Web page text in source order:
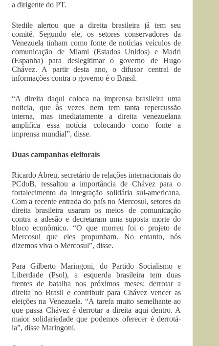
a dirigente do PT.
Stedile alertou que a direita brasileira já tem seu
comitê. Segundo ele, os setores conservadores da
Venezuela tinham como fonte de notícias veículos de
comunicação de Miami (Estados Unidos) e Madri
(Espanha) para deslegitimar o governo de Hugo
Chávez. A partir desta ano, o difusor central de
informações contra o governo é o Brasil.
“A direita daqui coloca na imprensa brasileira uma
noticia, que às vezes nem tem tanta repercussão
interna, mas imediatamente a direita venezuelana
amplifica essa notícia colocando como fonte a
imprensa mundial”, disse.
Duas campanhas eleitorais
Ricardo Abreu, secretário de relações internacionais do
PCdoB, ressaltou a importância de Chávez para o
fortalecimento da integração solidária sul-americana.
Com a recente entrada do país no Mercosul, setores da
direita brasileira usaram os meios de comunicação
contra a adesão e decretaram uma suposta morte do
bloco econômico. “O que morreu foi o projeto de
Mercosul que eles propunham. No entanto, nós
dizemos viva o Mercosul”, disse.
Para Gilberto Maringoni, do Partido Socialismo e
Liberdade (Psol), a esquerda brasileira tem duas
frentes de batalha nos próximos meses: derrotar a
direita no Brasil e contribuir para Chávez vencer as
eleições na Venezuela. “A tarefa muito semelhante ao
que passa Chávez é derrotar a direita aqui dentro. A
maior solidariedade que podemos oferecer é derrotá-
la”, disse Maringoni.